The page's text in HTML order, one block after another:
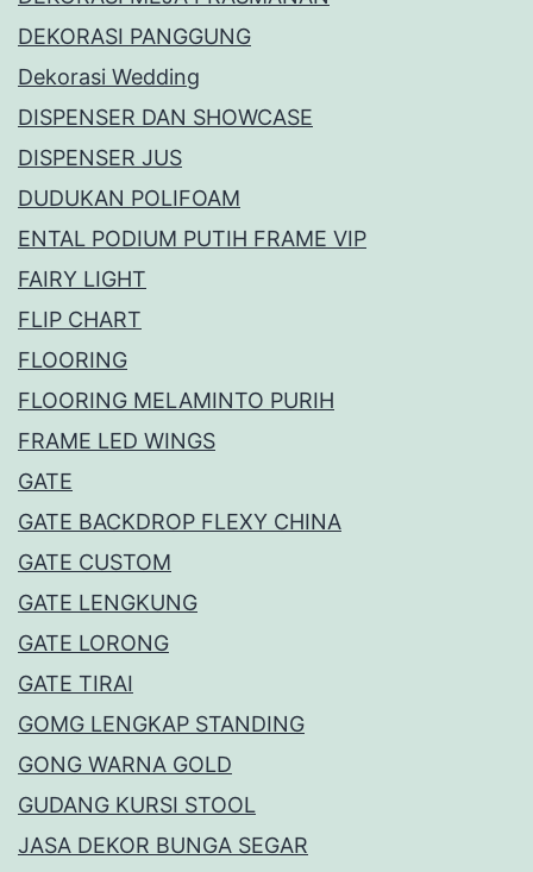
DEKORASI PANGGUNG
Dekorasi Wedding
DISPENSER DAN SHOWCASE
DISPENSER JUS
DUDUKAN POLIFOAM
ENTAL PODIUM PUTIH FRAME VIP
FAIRY LIGHT
FLIP CHART
FLOORING
FLOORING MELAMINTO PURIH
FRAME LED WINGS
GATE
GATE BACKDROP FLEXY CHINA
GATE CUSTOM
GATE LENGKUNG
GATE LORONG
GATE TIRAI
GOMG LENGKAP STANDING
GONG WARNA GOLD
GUDANG KURSI STOOL
JASA DEKOR BUNGA SEGAR